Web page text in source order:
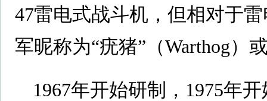
47雷电式战斗机，但相对于
军昵称为“疣猪”（Warthog）
1967年开始研制，1975年